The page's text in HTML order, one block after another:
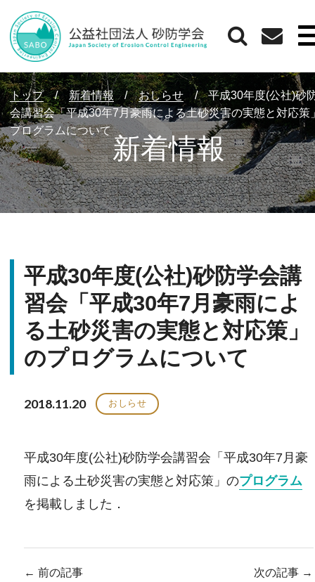
新着情報
トップ / 新着情報 / おしらせ /
平成30年度(公社)砂
会講習会「平成30年7月豪雨による土砂災害の実態と対応策
プログラムについて
平成30年度(公社)砂防学会講
習会「平成30年7月豪雨によ
る土砂災害の実態と対応策」
のプログラムについて
2018.11.20 おしらせ
平成30年度(公社)砂防学会講習会「平成30年7月豪
雨による土砂災害の実態と対応策」のプログラム
を掲載しました．
← 前の記事 次の記事 →